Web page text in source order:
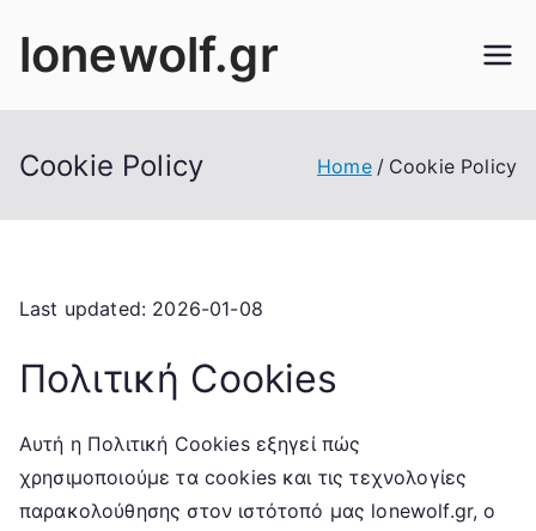
lonewolf.gr
Cookie Policy Home Cookie Policy
Last updated: 2026-01-08
Πολιτική Cookies
Αυτή η Πολιτική Cookies εξηγεί πώς
χρησιμοποιούμε τα cookies και τις τεχνολογίες
παρακολούθησης στον ιστότοπό μας lonewolf.gr, ο